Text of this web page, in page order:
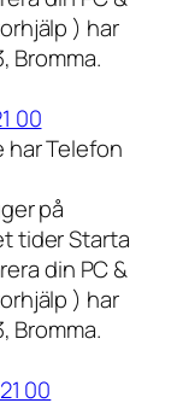
) har
Bromma.
00
har Telefon
på
tider Starta
din PC &
) har
Bromma.
00